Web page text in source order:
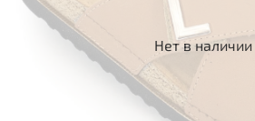
Нет в наличии